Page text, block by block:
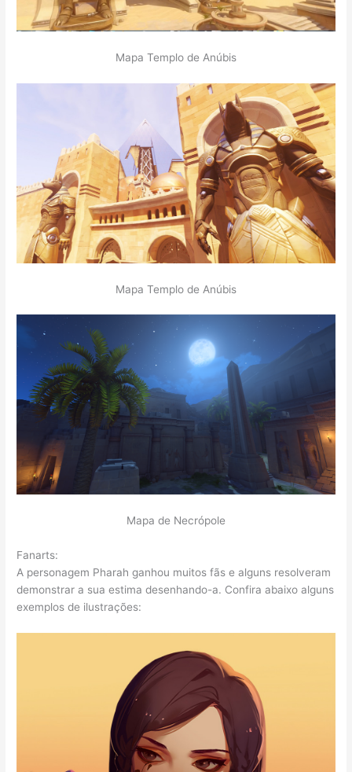
Mapa Templo de Anúbis
Mapa Templo de Anúbis
Mapa de Necrópole
Fanarts:
A personagem Pharah ganhou muitos fãs e alguns resolveram
demonstrar a sua estima desenhando-a. Confira abaixo alguns
exemplos de ilustrações: